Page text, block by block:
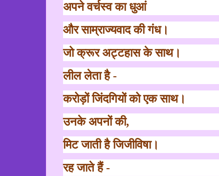
अपने वर्चस्व का धुआं
और साम्राज्यवाद की गंध।
जो क्रूर अट्टहास के साथ।
लील लेता है -
करोड़ों जिंदगियों को एक साथ।
उनके अपनों की,
मिट जाती है जिजीविषा।
रह जाते हैं -